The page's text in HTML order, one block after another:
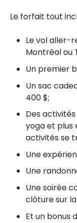
Le forfait tout
Le vol aller-
Montréal ou
Un premier
Un sac
400 $;
Des
yoga et plus
activités se
Une
Une
Une soirée
clôture sur
Et un bonus